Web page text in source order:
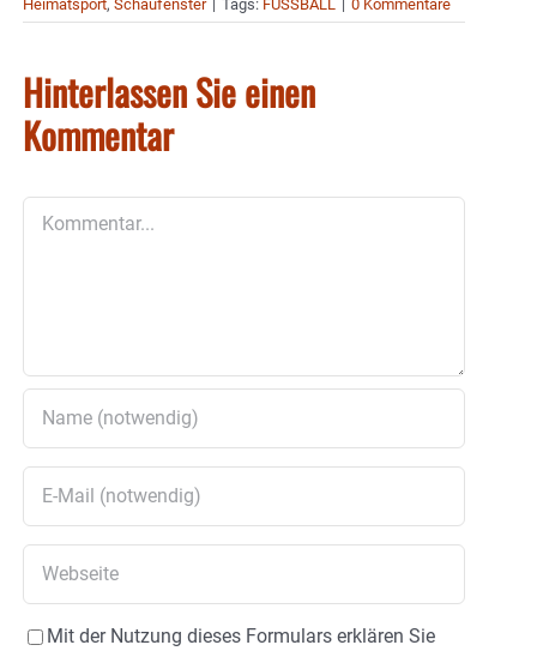
Heimatsport, Schaufenster | Tags: FUSSBALL | 0 Kommentare
Hinterlassen Sie einen
Kommentar
Mit der Nutzung dieses Formulars erklären Sie